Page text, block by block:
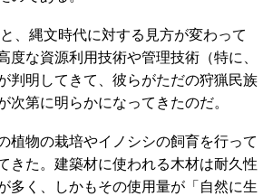
、縄文時代に対する見方が変わって
度な資源利用技術や管理技術（特に、
判明してきて、彼らがただの狩猟民族
次第に明らかになってきたのだ。
植物の栽培やイノシシの飼育を行って
きた。建築材に使われる木材は耐久性
多く、しかもその使用量が「自然に生